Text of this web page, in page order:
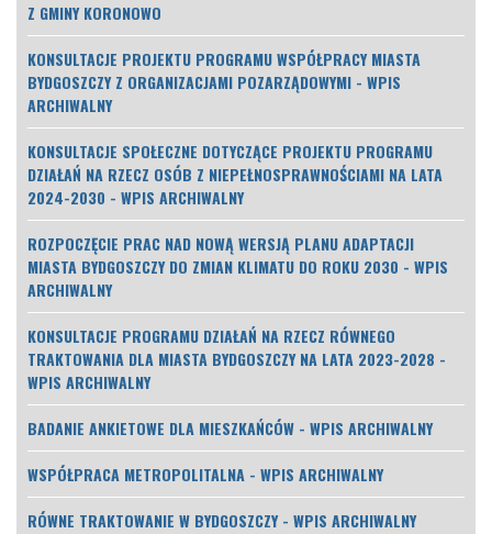
Z GMINY KORONOWO
KONSULTACJE PROJEKTU PROGRAMU WSPÓŁPRACY MIASTA
BYDGOSZCZY Z ORGANIZACJAMI POZARZĄDOWYMI - WPIS
ARCHIWALNY
KONSULTACJE SPOŁECZNE DOTYCZĄCE PROJEKTU PROGRAMU
DZIAŁAŃ NA RZECZ OSÓB Z NIEPEŁNOSPRAWNOŚCIAMI NA LATA
2024-2030 - WPIS ARCHIWALNY
ROZPOCZĘCIE PRAC NAD NOWĄ WERSJĄ PLANU ADAPTACJI
MIASTA BYDGOSZCZY DO ZMIAN KLIMATU DO ROKU 2030 - WPIS
ARCHIWALNY
KONSULTACJE PROGRAMU DZIAŁAŃ NA RZECZ RÓWNEGO
TRAKTOWANIA DLA MIASTA BYDGOSZCZY NA LATA 2023-2028 -
WPIS ARCHIWALNY
BADANIE ANKIETOWE DLA MIESZKAŃCÓW - WPIS ARCHIWALNY
WSPÓŁPRACA METROPOLITALNA - WPIS ARCHIWALNY
RÓWNE TRAKTOWANIE W BYDGOSZCZY - WPIS ARCHIWALNY